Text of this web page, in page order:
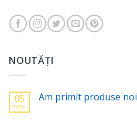
NOUTĂȚI
05
nov.
Am primit produse